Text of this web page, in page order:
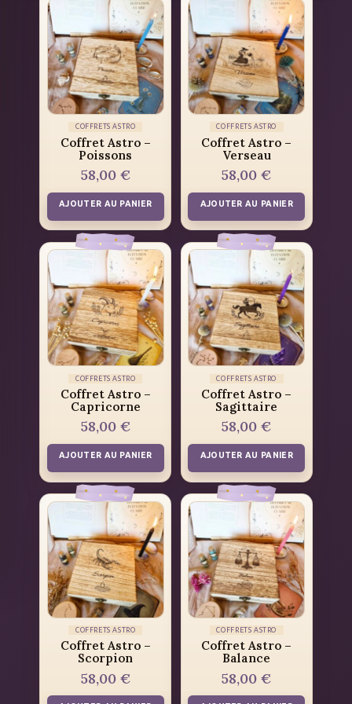
COFFRETS ASTRO
Coffret Astro –
Poissons
58,00 €
AJOUTER AU PANIER
COFFRETS ASTRO
Coffret Astro –
Verseau
58,00€
AJOUTER AU PANIER
COFFRETS ASTRO
Coffret Astro –
Capricorne
58,00 €
AJOUTER AU PANIER
COFFRETS ASTRO
Coffret Astro –
Sagittaire
58,00€
AJOUTER AU PANIER
COFFRETS ASTRO
Coffret Astro –
Scorpion
58,00 €
COFFRETS ASTRO
Coffret Astro –
Balance
58,00€